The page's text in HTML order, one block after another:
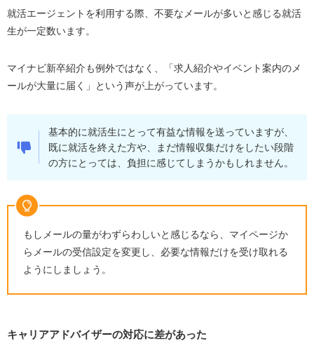
就活エージェントを利用する際、不要なメールが多いと感じる就活
生が一定数います。
マイナビ新卒紹介も例外ではなく、「求人紹介やイベント案内のメ
ールが大量に届く」という声が上がっています。
基本的に就活生にとって有益な情報を送っていますが、
既に就活を終えた方や、まだ情報収集だけをしたい段階
の方にとっては、負担に感じてしまうかもしれません。
もしメールの量がわずらわしいと感じるなら、マイページか
らメールの受信設定を変更し、必要な情報だけを受け取れる
ようにしましょう。
キャリアアドバイザーの対応に差があった